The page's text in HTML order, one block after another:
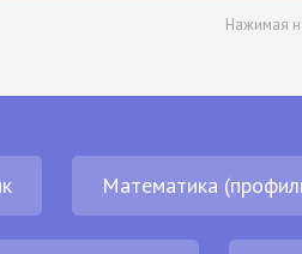
Нажимая
Математика